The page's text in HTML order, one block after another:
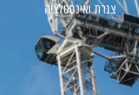
צנרת ואינסטלציה